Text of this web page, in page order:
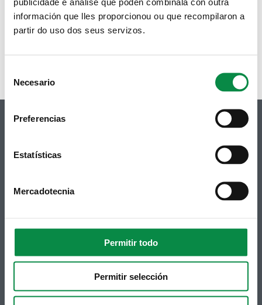
información que lles proporcionou ou que recompilaron a
partir do uso dos seus servizos.
Selection
Necesario
Preferencias
Estatísticas
Mercadotecnia
Permitir todo
Permitir selección
Rosalía Seijas Tuñas
Concelleiros/as
BNG
Carlos García Vieito
Concelleiros/as
Bertamiráns (Ames)
Subscrición boletíns
Podes recibir a información publicada na web
municipal no teu correo electrónico mediante
unha subscrición ao boletín de novidades.